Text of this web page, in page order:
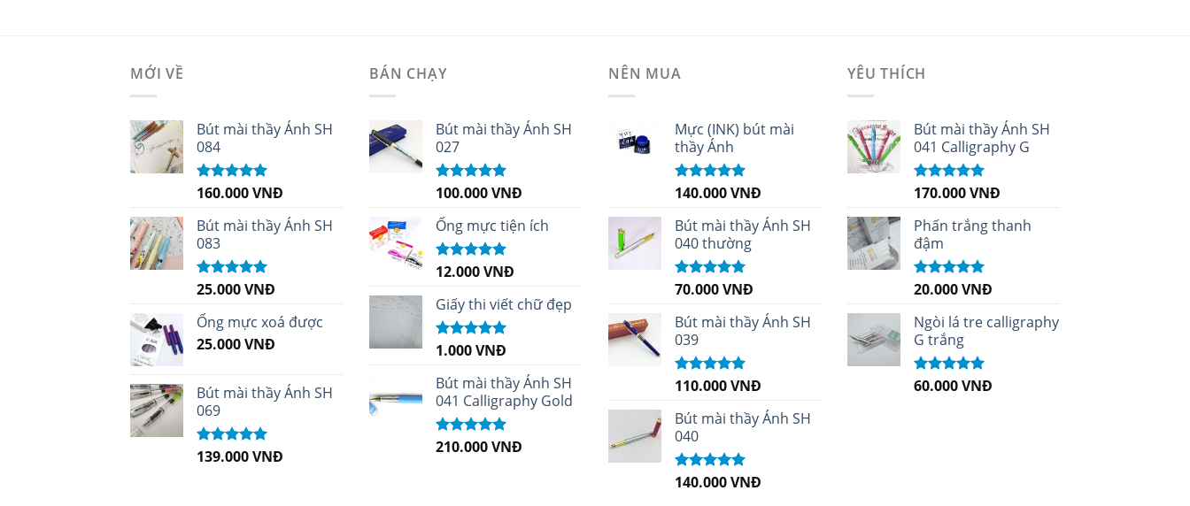
MỚI VỀ
Bút mài thầy Ánh SH
084
Được xếp
sao
160.000VNĐ
Bút mài thầy Ánh SH
083
Được xếp
sao
25.000VNĐ
Ống mực xoá được
25.000VNĐ
Bút mài thầy Ánh SH
069
Được xếp
139.000VNĐ
BÁN CHẠY
Bút mài thầy Ánh SH
027
Được xếp
sao
100.000VNĐ
Ống mực tiện ích
Được xếp
sao
12.000VNĐ
Giấy thi viết chữ đẹp
Được xếp
sao
1.000VNĐ
Bút mài thầy Ánh SH
041 Calligraphy Gold
Được xếp
210.000VNĐ
NÊN MUA
Mực (INK) bút mài
thầy Ánh
Được xếp
sao
140.000VNĐ
Bút mài thầy Ánh SH
040 thường
Được xếp
sao
70.000VNĐ
Bút mài thầy Ánh SH
039
Được xếp
sao
110.000VNĐ
Bút mài thầy Ánh SH
040
Được xếp
140.000VNĐ
YÊU THÍCH
Bút mài thầy Ánh SH
041 Calligraphy G
Được xếp
sao
170.000VNĐ
Phấn trắng thanh
đậm
Được xếp
sao
20.000VNĐ
Ngòi lá tre calligraphy
G trắng
Được xếp
60.000VNĐ